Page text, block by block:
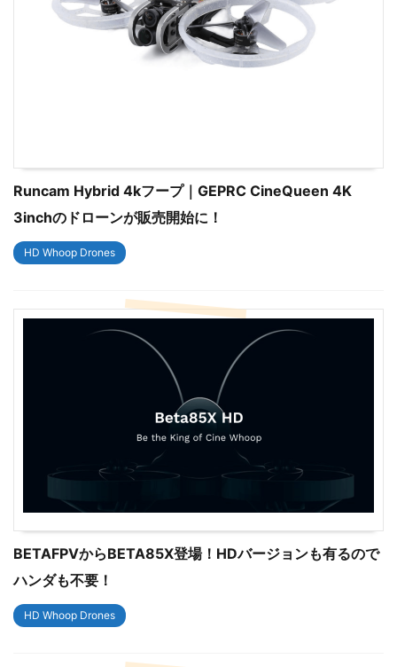
Runcam Hybrid 4kフープ｜GEPRC CineQueen 4K
3inchのドローンが販売開始に！
HD Whoop Drones
BETAFPVからBETA85X登場！HDバージョンも有るので
ハンダも不要！
HD Whoop Drones